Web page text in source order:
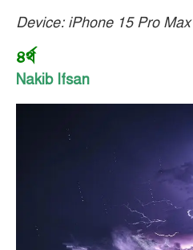
Device: iPhone 15 Pro Max
৪র্থ
Nakib Ifsan